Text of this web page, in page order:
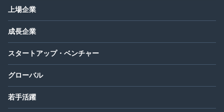
上場企業
成長企業
スタートアップ・ベンチャー
グローバル
若手活躍